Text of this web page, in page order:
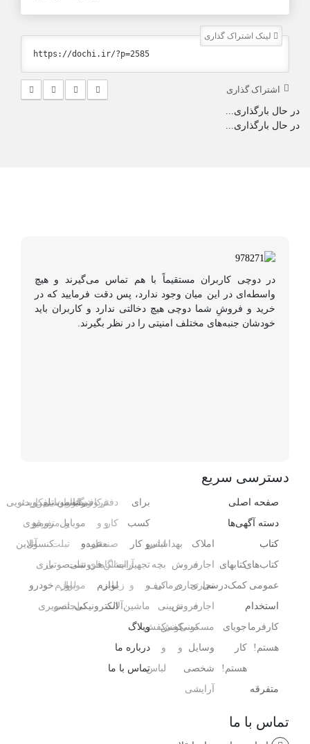
لینک اشتراک گذاری
اشتراک گذاری
در حال بارگذاری...
در حال بارگذاری...
در دوچی کاربران مستقیماً با هم تماس می‌گیرند و هیچ
واسطه‌ای در این میان وجود ندارد، پس دقت فرمایید که در
خرید و فروشِ شما دوچی هیچ دخالتی ندارد و کاربران باید
خودشان جنبه‌های مختلف امنیتی را در نظر بگیرند.
دسترسی سریع
صفحه اصلی
دسته آگهی‌ها
کتاب
کتاب‌های
عمومی
کتابهای
کمک‌درسی
استخدام
کارفرما
هستم!
جویای
کار
هستم!
متفرقه
املاک
اجاره
تجاری
اجاره
مسکونی
فروش
تجاری
فروش
مسکونی
وسایل
شخصی
آرایشی ،
بهداشتی
،
درمانی
تزیینی
کفش
و
لباس
بچه
کیف
،
کفش
و
لباس
برای
کسب
و کار
تجهیزات
و
ماشین‌آلات
آرایشگاه
و
سالن‌های
زیبایی
دفتر
کار
صنعتی
فروشگاه
و
مغازه
کافی‌شاپ
و
رستوران
عمده
فروشی
لوازم
الکترونیکی
رایانه
موبایل
و
تبلت
موبایل
تبلت
لوازم
جانبی
موبایل
و
تبلت
سیم‌کارت
متفرقه
صوتی
و
تصویری
تلفن
رومیزی
کنسول،
بازی‌
ویدئویی
و
آنلاین
خودرو
وبلاگ
درباره ما
تماس با ما
تماس با ما